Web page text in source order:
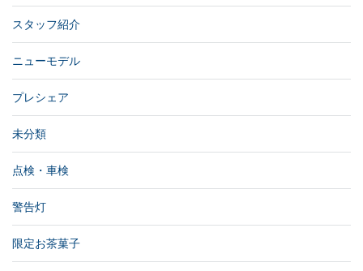
スタッフ紹介
ニューモデル
プレシェア
未分類
点検・車検
警告灯
限定お茶菓子